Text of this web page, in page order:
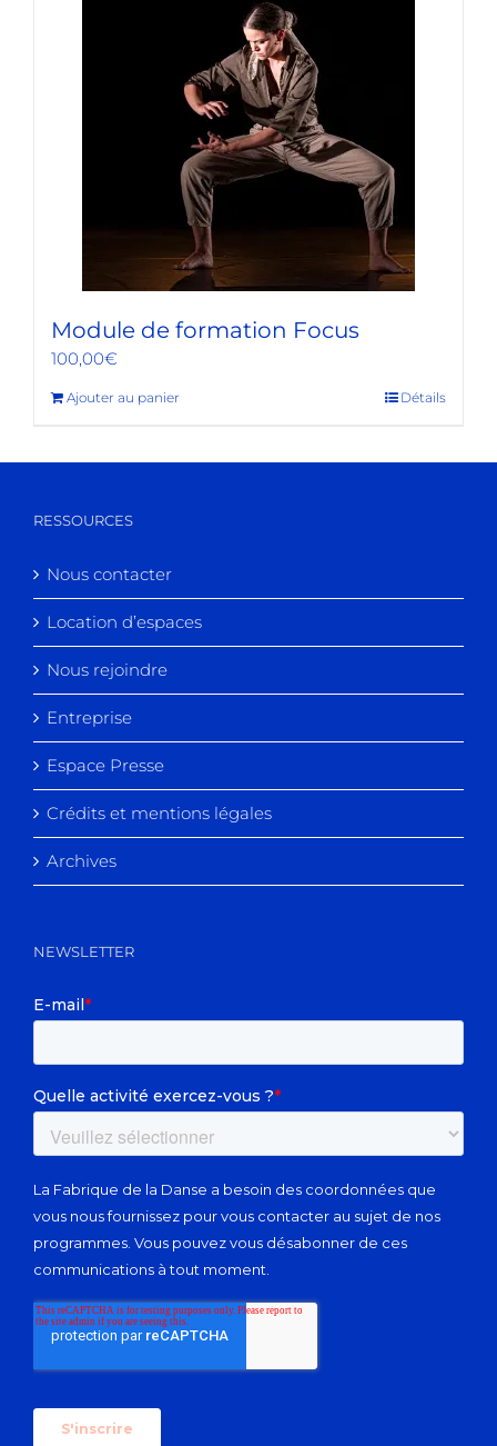
Module de formation Focus
100,00€
Ajouter au panier Détails
RESSOURCES
Nous contacter
Location d’espaces
Nous rejoindre
Entreprise
Espace Presse
Crédits et mentions légales
Archives
NEWSLETTER